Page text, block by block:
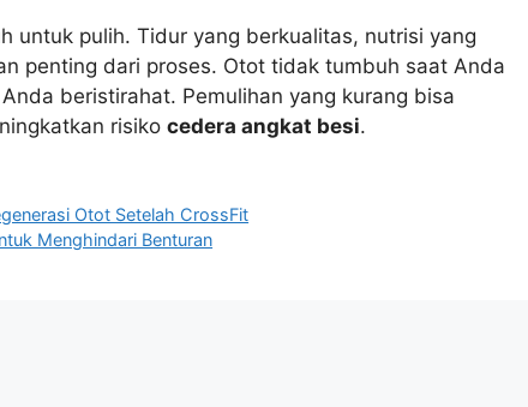
untuk pulih. Tidur yang berkualitas, nutrisi yang
penting dari proses. Otot tidak tumbuh saat Anda
beristirahat. Pemulihan yang kurang bisa
risiko cedera angkat besi.
Otot Setelah CrossFit
Menghindari Benturan